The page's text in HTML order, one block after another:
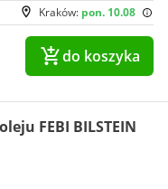
Kraków: pon. 10.08
do koszyka
FEBI BILSTEIN